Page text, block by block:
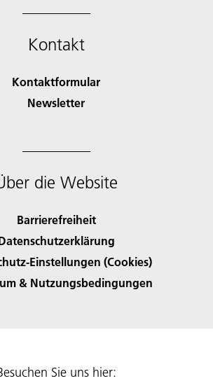
Kontakt
Kontaktformular
Newsletter
die Website
Barrierefreiheit
Einstellungen (Cookies)
& Nutzungsbedingungen
Sie uns hier: